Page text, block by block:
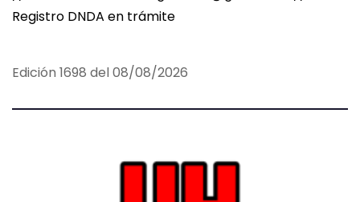
Registro DNDA en trámite
Edición 1698 del 08/08/2026